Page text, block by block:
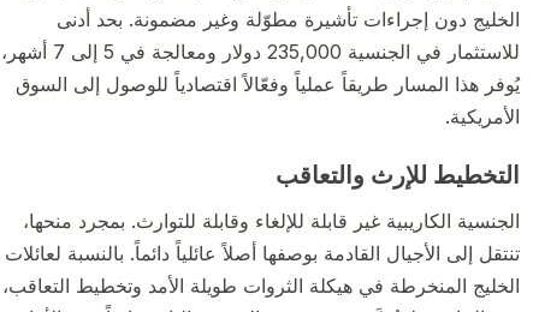
الخليج دون إجراءات تأشيرة مطوّلة وغير مضمونة. بحد أدنى
للاستثمار في الجنسية 235,000 دولار ومعالجة في 5 إلى 7 أشهر،
يُوفر هذا المسار طريقاً عملياً وفعّالاً اقتصادياً للوصول إلى السوق
الأمريكية.
التخطيط للإرث والتعاقب
الجنسية الكاريبية غير قابلة للإلغاء وقابلة للتوارث. بمجرد منحها،
تنتقل إلى الأجيال القادمة بوصفها أصلاً عائلياً دائماً. بالنسبة لعائلات
الخليج المنخرطة في هيكلة الثروات طويلة الأمد وتخطيط التعاقب،